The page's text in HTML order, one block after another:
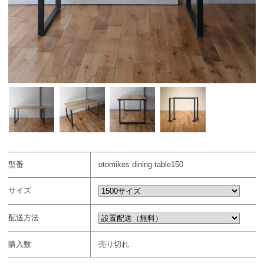
型番 otomikes dining table150
サイズ
配送方法
購入数 売り切れ